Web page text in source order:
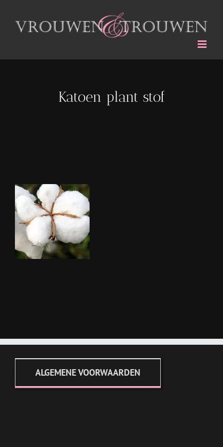
naar
inhoud
Katoen plant stof
ALGEMENE VOORWAARDEN